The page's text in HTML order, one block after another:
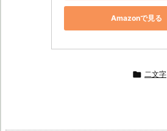
Amazonで見る
 二文字